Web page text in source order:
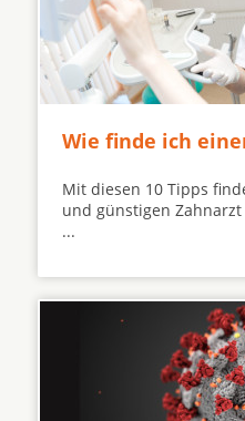
Wie finde ich
Mit diesen 10 Tipps
und günstigen
...